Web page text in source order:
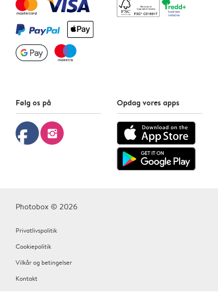
Følg os på
facebook instagram
Opdag vores apps
Photobox © 2026
Privatlivspolitik
Cookiepolitik
Vilkår og betingelser
Kontakt